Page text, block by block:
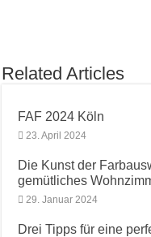
Related Articles
FAF 2024 Köln
23. April 2024
Die Kunst der
gemütliches
29. Januar 2024
Drei Tipps für eine